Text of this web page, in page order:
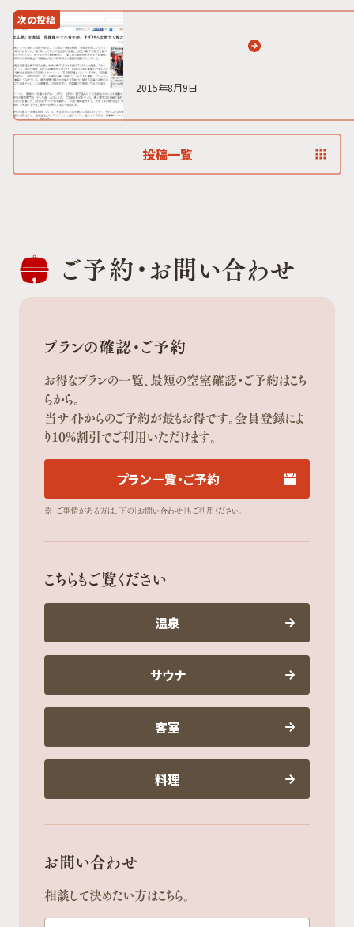
次の投稿
2015年8月9日
投稿一覧
ご予約・お問い合わせ
プランの確認・ご予約
お得なプランの一覧、最短の空室確認・ご予約はこち
らから。
当サイトからのご予約が最もお得です。会員登録によ
り10%割引でご利用いただけます。
プラン一覧・ご予約
※ ご事情がある方は、下の「お問い合わせ」もご利用ください。
こちらもご覧ください
温泉
サウナ
客室
料理
お問い合わせ
相談して決めたい方はこちら。